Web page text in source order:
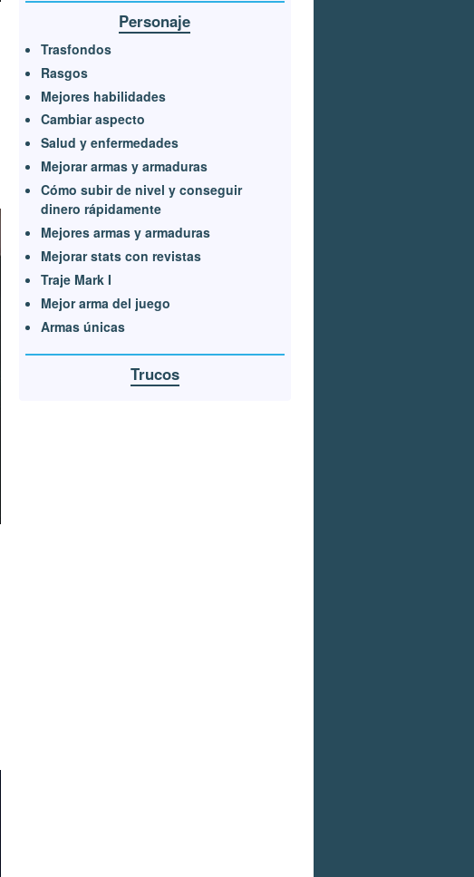
Personaje
Trasfondos
Rasgos
Mejores habilidades
Cambiar aspecto
Salud y enfermedades
Mejorar armas y armaduras
Cómo subir de nivel y conseguir
dinero rápidamente
Mejores armas y armaduras
Mejorar stats con revistas
Traje Mark I
Mejor arma del juego
Armas únicas
Trucos